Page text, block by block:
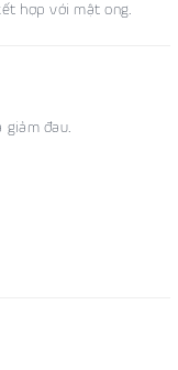
hợp với mật ong.
giảm đau.